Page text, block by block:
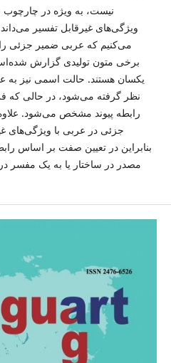
نیست، به ویژه در چارچوب
ویژگی‌های غیرقابل تفسیر
می‌کنیم که عربی ضمیر جزئی
برخی متون تولیدی گزارش
یکسان هستند. حالت اسمی نیز به
نظر گرفته می‌شود، در حالی که
رابطه پیوند مشخص می‌شود.
جزئی در عربی با
بنابراین در تعیین صفت بر اساس
مصدر در ساختار یا به یک مفسر